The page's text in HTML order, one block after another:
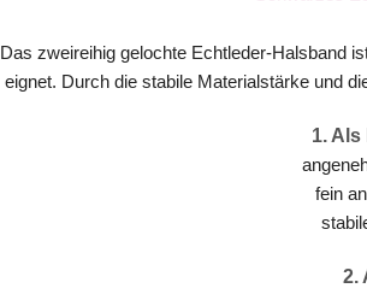
Das zweireihig gelochte Echtleder-Halsband
eignet. Durch die stabile Materialstärke und
1.
fein
2.